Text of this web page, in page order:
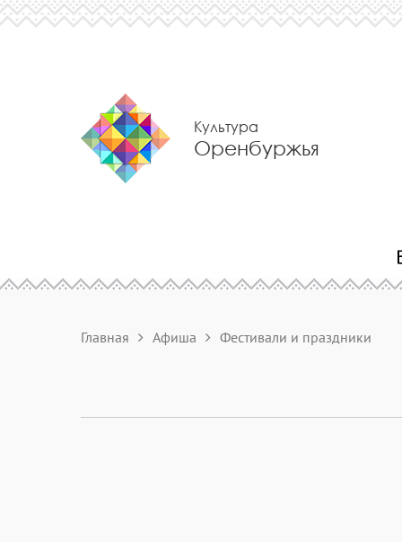
Культура
Оренбуржья
Главная Афиша Фестивали и праздники